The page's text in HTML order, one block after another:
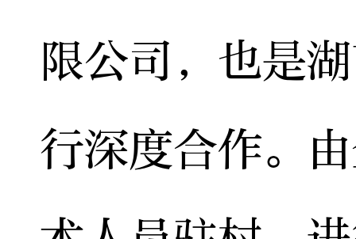
限公司，也是
行深度合作。